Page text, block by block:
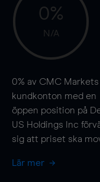
0%
N/A
0% av CMC Markets
kundkonton med en
öppen position på
US Holdings Inc
sig att priset ska
Lär mer